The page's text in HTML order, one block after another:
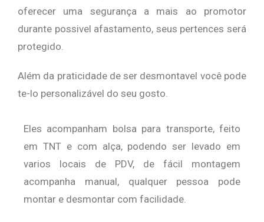
oferecer uma segurança a mais ao promotor
durante possivel afastamento, seus pertences será
protegido.
Além da praticidade de ser desmontavel você pode
te-lo personalizável do seu gosto.
Eles acompanham bolsa para transporte, feito
em TNT e com alça, podendo ser levado em
varios locais de PDV, de fácil montagem
acompanha manual, qualquer pessoa pode
montar e desmontar com facilidade.